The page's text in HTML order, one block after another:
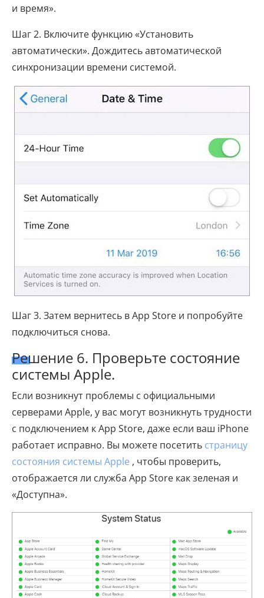
и время».
Шаг 2. Включите функцию «Установить
автоматически». Дождитесь автоматической
синхронизации времени системой.
Шаг 3. Затем вернитесь в App Store и попробуйте
подключиться снова.
Решение 6. Проверьте состояние
системы Apple.
Если возникнут проблемы с официальными
серверами Apple, у вас могут возникнуть трудности
с подключением к App Store, даже если ваш iPhone
работает исправно. Вы можете посетить страницу
состояния системы Apple , чтобы проверить,
отображается ли служба App Store как зеленая и
«Доступна».